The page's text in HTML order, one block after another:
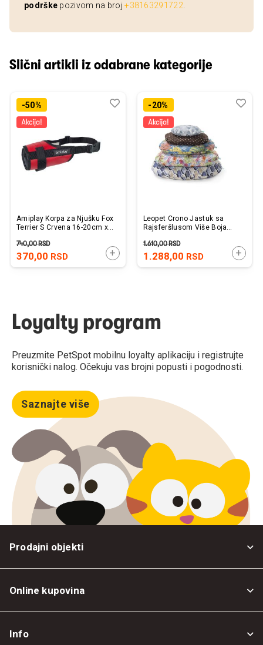
podrške pozivom na broj+38163291722
Slični artikli iz odabrane kategorije
-50%
Amiplay Korpa za Njušku Fox
Terrier S Crvena 16-20cm x
370,00 RSD
740,00RSD
DODAJTE U KORPU
Dodaj
Uporedi-20%
Leopet Crono Jastuk sa
Rajsferšlusom Više Boja
1.288,00 RSD
1.610,00RSD
Loyalty program
Preuzmite PetSpot mobilnu loyalty aplikaciju i registrujte
korisnički nalog. Očekuju vas brojni popusti i pogodnosti.
Saznajte više
Prodajni objekti
Online kupovina
Info